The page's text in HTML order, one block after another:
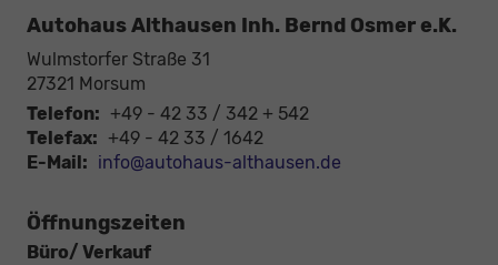
Autohaus Althausen Inh. Bernd Osmer e.K.
Wulmstorfer Straße 31
27321 Morsum
Telefon: +49 - 42 33 / 342 + 542
Telefax: +49 - 42 33 / 1642
E-Mail: info@autohaus-althausen.de
Öffnungszeiten
Büro/ Verkauf